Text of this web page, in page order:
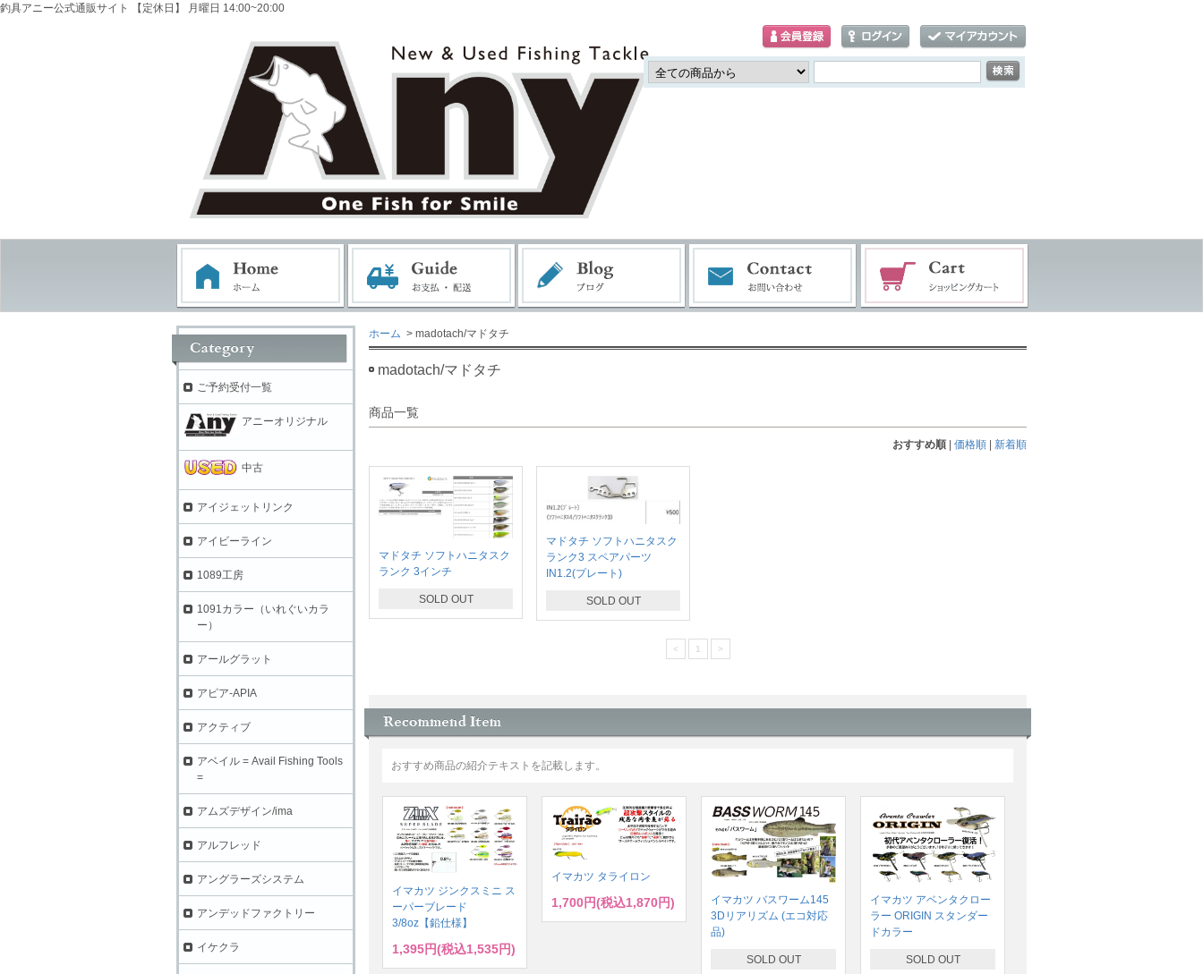
釣具アニー公式通販サイト 【定休日】 月曜日 14:00~20:00
ホーム > madotach/マドタチ
madotach/マドタチ
商品一覧
おすすめ順 価格順 新着順
マドタチ ソフトハニタスク
ランク 3インチ
SOLD OUT
マドタチ ソフトハニタスク
ランク3 スペアパーツ
IN1.2(プレート)
SOLD OUT
< 1 >
おすすめ商品の紹介テキストを記載します。
イマカツ ジンクスミニ ス
ーパーブレード
3/8oz【鉛仕様】
1,395円(税込1,535円)
イマカツ タライロン
1,700円(税込1,870円)
イマカツ バスワーム145
3Dリアリズム (エコ対応
品)
SOLD OUT
イマカツ アベンタクロー
ラー ORIGIN スタンダー
ドカラー
SOLD OUT
ご予約受付一覧
アニーオリジナル
中古
アイジェットリンク
アイビーライン
1089工房
1091カラー（いれぐいカラ
ー）
アールグラット
アピア-APIA
アクティブ
アベイル = Avail Fishing Tools
=
アムズデザイン/ima
アルフレッド
アングラーズシステム
アンデッドファクトリー
イケクラ